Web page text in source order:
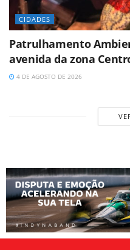
CIDADES
Patrulhamento
avenida da zona
4 DE AGOSTO DE 2026